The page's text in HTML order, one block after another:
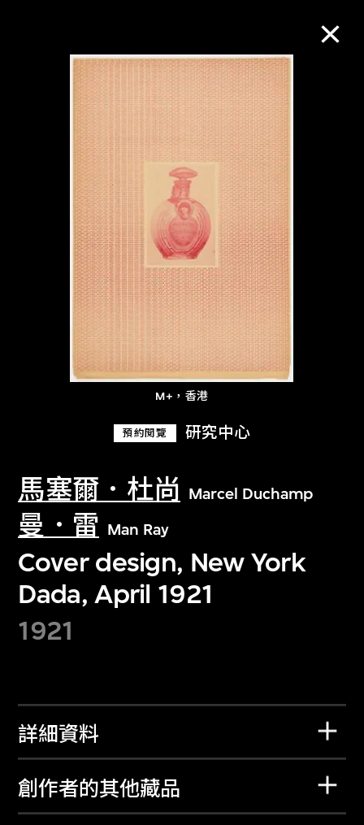
M+，香港
預約閱覽 研究中心
馬塞爾．杜尚 Marcel Duchamp
曼．雷 Man Ray
Cover design, New York
Dada, April 1921
1921
詳細資料
創作者的其他藏品
M+藏品
進一步篩選
關於M+藏品
探索世界頂級的二十及二十一世紀視覺
文化藏品。